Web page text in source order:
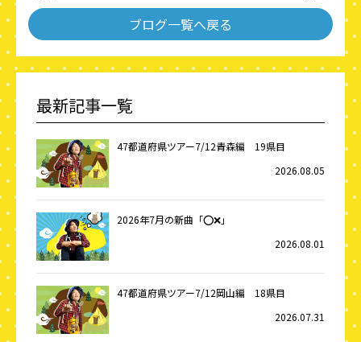
ブログ一覧へ戻る
最新記事一覧
47都道府県ツアー7/12青森編 19県目
2026.08.05
2026年7月の新曲「⭕️❌」
2026.08.01
47都道府県ツアー7/12岡山編 18県目
2026.07.31